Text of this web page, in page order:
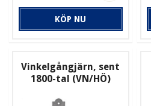
KÖP NU
Vinkelgångjärn, sent
1800-tal (VN/HÖ)